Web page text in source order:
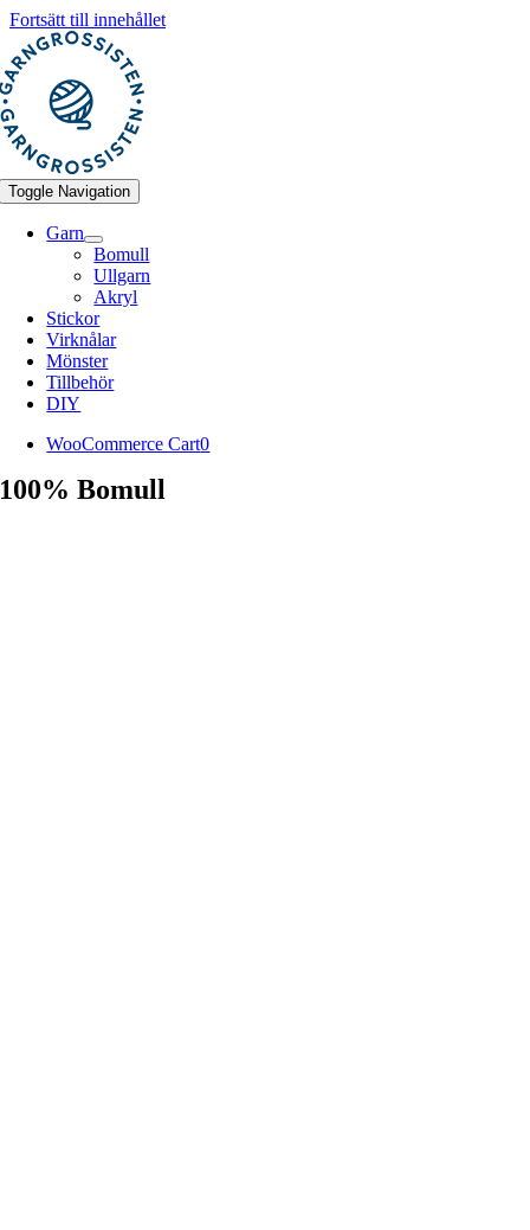
Fortsätt till innehållet
Toggle Navigation
Garn
Bomull
Ullgarn
Akryl
Stickor
Virknålar
Mönster
Tillbehör
DIY
WooCommerce Cart0
100% Bomull